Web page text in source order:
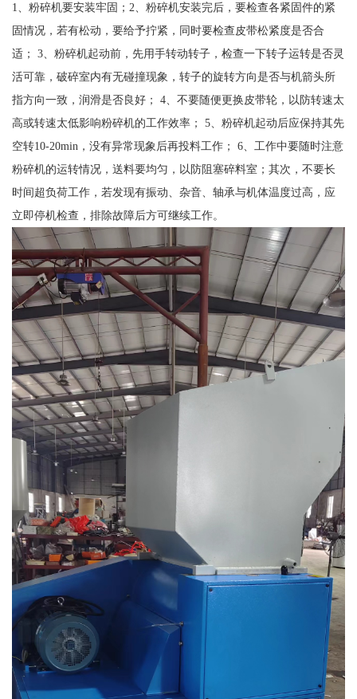
1、粉碎机要安装牢固；2、粉碎机安装完后，要检查各紧固件的紧
固情况，若有松动，要给予拧紧，同时要检查皮带松紧度是否合
适； 3、粉碎机起动前，先用手转动转子，检查一下转子运转是否灵
活可靠，破碎室内有无碰撞现象，转子的旋转方向是否与机箭头所
指方向一致，润滑是否良好； 4、不要随便更换皮带轮，以防转速太
高或转速太低影响粉碎机的工作效率； 5、粉碎机起动后应保持其先
空转10-20min，没有异常现象后再投料工作； 6、工作中要随时注意
粉碎机的运转情况，送料要均匀，以防阻塞碎料室；其次，不要长
时间超负荷工作，若发现有振动、杂音、轴承与机体温度过高，应
立即停机检查，排除故障后方可继续工作。